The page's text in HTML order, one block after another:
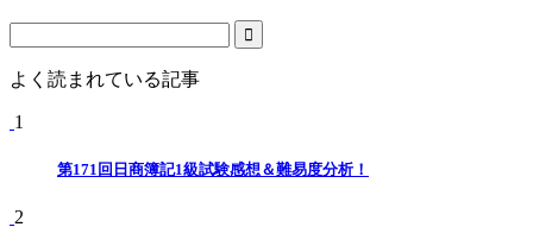
よく読まれている記事
1
第171回日商簿記1級試験感想＆難易度分析！
2